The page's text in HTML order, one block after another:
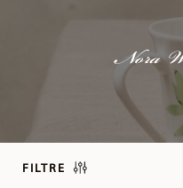
Nora
FILTRE